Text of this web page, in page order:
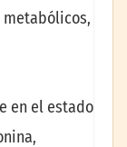
en el estado